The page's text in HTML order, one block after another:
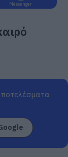
Messenger